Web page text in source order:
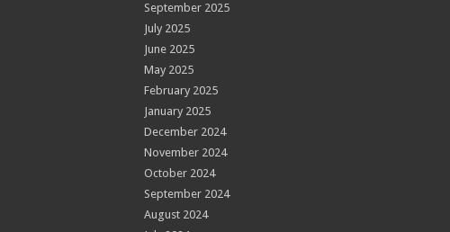
September 2025
July 2025
June 2025
May 2025
February 2025
January 2025
December 2024
November 2024
October 2024
September 2024
August 2024